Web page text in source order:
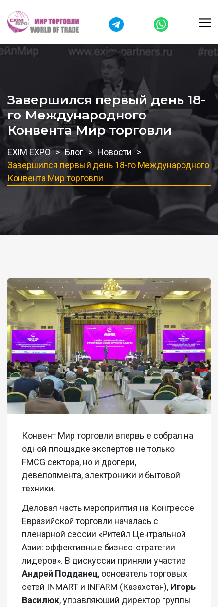
Завершился первый день 18-
го Международного
Конвента Мир торговли
EXIM EXPO Блог
Новости
Завершился первый день 18-го Международного
Конвента Мир торговли
Конвент Мир торговли впервые собрал на
одной площадке экспертов не только
FMCG сектора, но и дрогери,
девелопмента, электроники и бытовой
техники.
Деловая часть мероприятия на Конгрессе
Евразийской торговли началась с
пленарной сессии «Ритейл Центральной
Азии: эффективные бизнес-стратегии
лидеров». В дискуссии приняли участие
Андрей Подданец, основатель торговых
сетей INMART и INFARM (Казахстан), Игорь
Василюк,управляющий директор группы